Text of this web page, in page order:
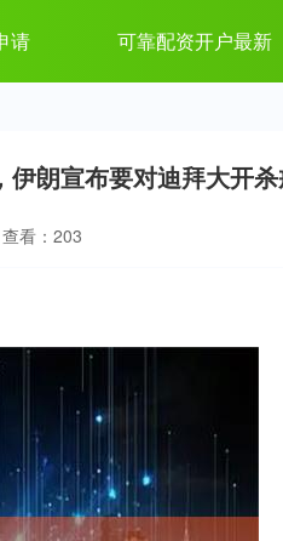
请 可靠配资开户最新
朗宣布要对迪拜大开
查看：203